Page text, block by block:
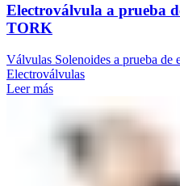
Electroválvula a prueba
TORK
Válvulas Solenoides a prueba de
Electroválvulas
Leer más